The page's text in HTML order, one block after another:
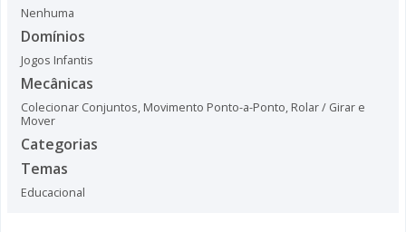
Nenhuma
Domínios
Jogos Infantis
Mecânicas
Colecionar Conjuntos, Movimento Ponto-a-Ponto, Rolar / Girar e
Mover
Categorias
Temas
Educacional